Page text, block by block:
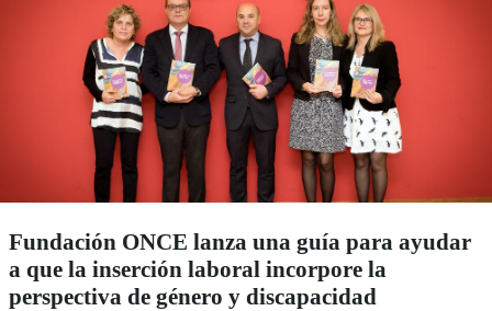
Fundación ONCE lanza una guía para ayudar
a que la inserción laboral incorpore la
perspectiva de género y discapacidad